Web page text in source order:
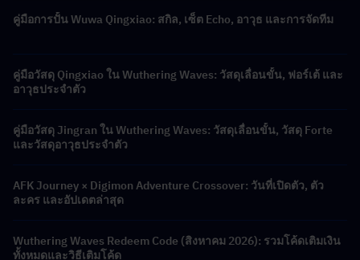
คู่มือการปั้น Wuwa Qingxiao: สกิล, เซ็ต Echo, อาวุธ และการจัดทีม
คู่มือวัสดุ Qingxiao ใน Wuthering Waves: วัสดุเลื่อนขั้น, ฟอร์เต้ และ
อาวุธประจำตัว
คู่มือวัสดุ Jingran ใน Wuthering Waves: วัสดุเลื่อนขั้น, วัสดุ Forte
และวัสดุอาวุธประจำตัว
AFK Journey × Digimon Adventure Crossover: วันที่เปิดตัว, ตัว
ละคร และอัปเดตล่าสุด
Wuthering Waves Redeem Code (สิงหาคม 2026): รวมโค้ดเติมเงิน
ทั้งหมดและวิธีเติมโค้ด